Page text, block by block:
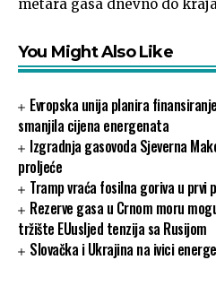
metara gasa dnevno do
You Might Also Like
Evropska unija planira
smanjila cijena energenata
Izgradnja gasovoda Sjeverna
proljeće
Tramp vraća fosilna goriva u prvi
Rezerve gasa u Crnom moru
tržište EUusljed tenzija sa Rusijom
Slovačka i Ukrajina na ivici